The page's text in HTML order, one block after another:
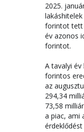
2025.
forintot tett
év azonos
forintot.
A tavalyi
forintos
az
294,34
73,58
a piac, ami